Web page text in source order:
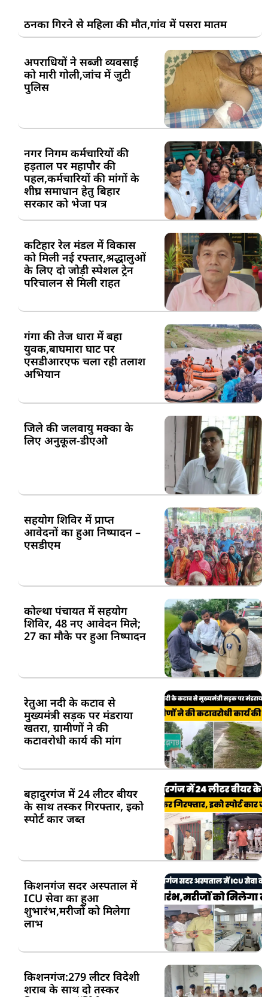
ठनका गिरने से महिला की मौत,गांव में पसरा मातम
अपराधियों ने सब्जी व्यवसाई
को मारी गोली,जांच में जुटी
पुलिस
नगर निगम कर्मचारियों की
हड़ताल पर महापौर की
पहल,कर्मचारियों की मांगों के
शीघ्र समाधान हेतु बिहार
सरकार को भेजा पत्र
कटिहार रेल मंडल में विकास
को मिली नई रफ्तार,श्रद्धालुओं
के लिए दो जोड़ी स्पेशल ट्रेन
परिचालन से मिली राहत
गंगा की तेज धारा में बहा
युवक,बाघमारा घाट पर
एसडीआरएफ चला रही तलाश
अभियान
जिले की जलवायु मक्का के
लिए अनुकूल-डीएओ
सहयोग शिविर में प्राप्त
आवेदनों का हुआ निष्पादन –
एसडीएम
कोल्था पंचायत में सहयोग
शिविर, 48 नए आवेदन मिले;
27 का मौके पर हुआ निष्पादन
रेतुआ नदी के कटाव से
मुख्यमंत्री सड़क पर मंडराया
खतरा, ग्रामीणों ने की
कटावरोधी कार्य की मांग
बहादुरगंज में 24 लीटर बीयर
के साथ तस्कर गिरफ्तार, इको
स्पोर्ट कार जब्त
किशनगंज सदर अस्पताल में
ICU सेवा का हुआ
शुभारंभ,मरीजों को मिलेगा
लाभ
किशनगंज:279 लीटर विदेशी
शराब के साथ दो तस्कर